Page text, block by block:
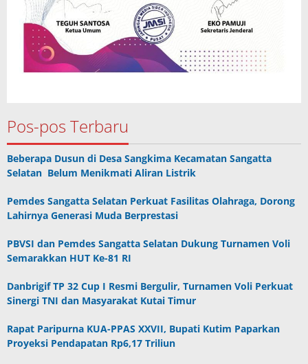
Pos-pos Terbaru
Beberapa Dusun di Desa Sangkima Kecamatan Sangatta
Selatan Belum Menikmati Aliran Listrik
Pemdes Sangatta Selatan Perkuat Fasilitas Olahraga, Dorong
Lahirnya Generasi Muda Berprestasi
PBVSI dan Pemdes Sangatta Selatan Dukung Turnamen Voli
Semarakkan HUT Ke-81 RI
Danbrigif TP 32 Cup I Resmi Bergulir, Turnamen Voli Perkuat
Sinergi TNI dan Masyarakat Kutai Timur
Rapat Paripurna KUA-PPAS XXVII, Bupati Kutim Paparkan
Proyeksi Pendapatan Rp6,17 Triliun